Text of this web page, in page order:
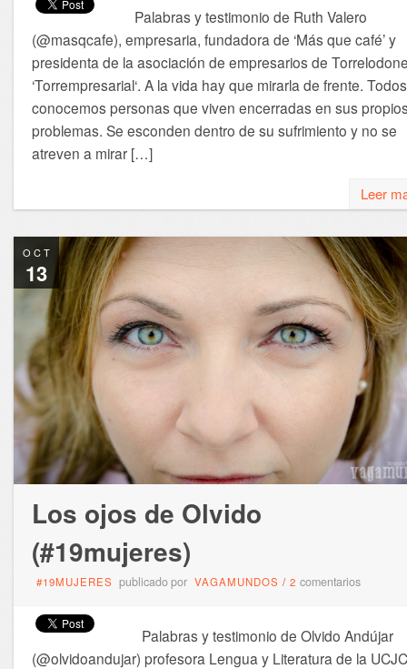
Palabras y testimonio de Ruth Valero
(@masqcafe), empresaria, fundadora de ‘Más que café’ y
presidenta de la asociación de empresarios de
‘Torrempresarial‘. A la vida hay que mirarla de frente. Todos
conocemos personas que viven encerradas en sus
problemas. Se esconden dentro de su sufrimiento y no se
atreven a mirar […]
Leer
OCT
13
Los ojos de Olvido
(#19mujeres)
#19MUJERES publicado por VAGAMUNDOS / 2 comentarios
Palabras y testimonio de Olvido Andújar
(@olvidoandujar) profesora Lengua y Literatura de la